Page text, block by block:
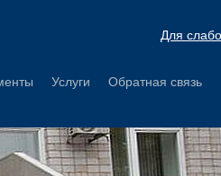
Для
Услуги Обратная связь